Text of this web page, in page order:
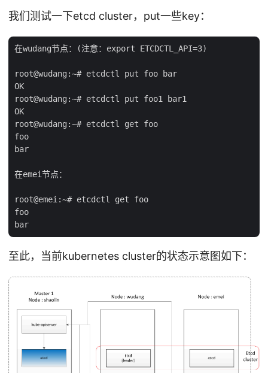
我们测试一下etcd cluster，put一些key：
在wudang节点：(注意：export ETCDCTL_API=3)
root@wudang:~# etcdctl put foo bar
OK
root@wudang:~# etcdctl put foo1 bar1
OK
root@wudang:~# etcdctl get foo
foo
bar
在emei节点：
root@emei:~# etcdctl get foo
foo
至此，当前kubernetes cluster的状态示意图如下：